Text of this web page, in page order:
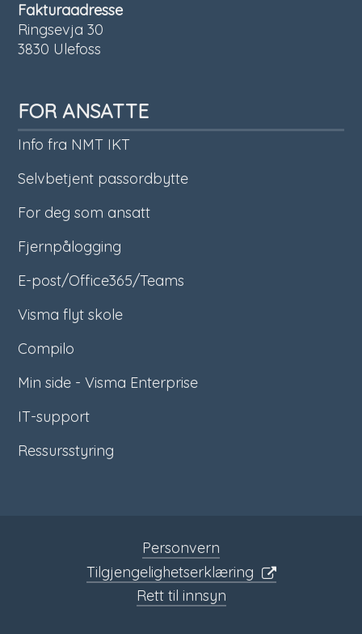
Fakturaadresse
Ringsevja 30
3830 Ulefoss
FOR ANSATTE
Info fra NMT IKT
Selvbetjent passordbytte
For deg som ansatt
Fjernpålogging
E-post/Office365/Teams
Visma flyt skole
Compilo
Min side - Visma Enterprise
IT-support
Ressursstyring
Personvern
Tilgjengelighetserklæring
Rett til innsyn